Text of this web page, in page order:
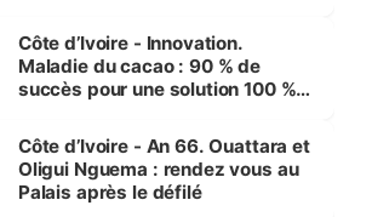
Côte d’Ivoire - Innovation.
Maladie du cacao : 90 % de
succès pour une solution 100 %
Côte d’Ivoire - An 66. Ouattara et
Oligui Nguema : rendez vous au
Palais après le défilé